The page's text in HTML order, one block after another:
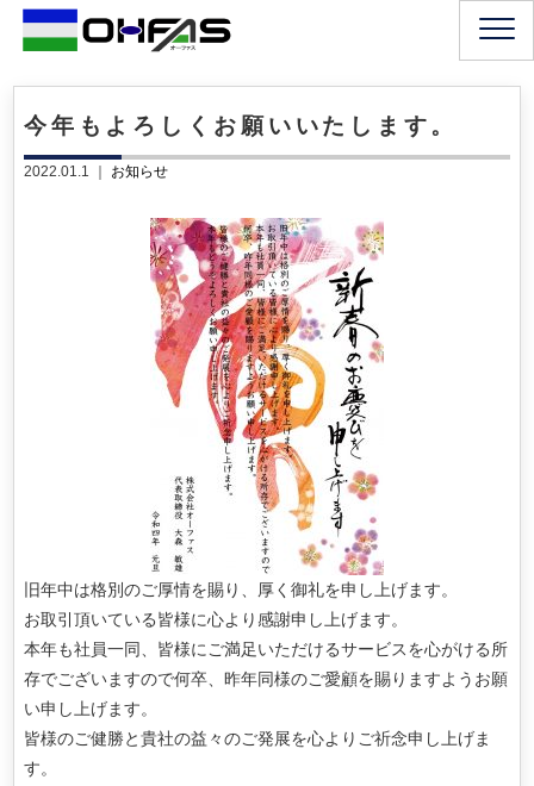
今年もよろしくお願いいたします。
2022.01.1 ｜ お知らせ
旧年中は格別のご厚情を賜り、厚く御礼を申し上げます。
お取引頂いている皆様に心より感謝申し上げます。
本年も社員一同、皆様にご満足いただけるサービスを心がける所
存でございますので何卒、昨年同様のご愛顧を賜りますようお願
い申し上げます。
皆様のご健勝と貴社の益々のご発展を心よりご祈念申し上げま
す。